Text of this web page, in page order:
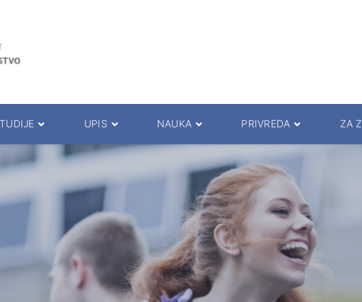
za studente
i predavanja
savetnici
UPIS
Prezentacija studija
Osnovne akademske studije
Master akademske studije
NAUKA
Naučni časopisi
Istraživački timovi
Projekti
Konferencija
PRIVREDA
Saradnja sa privredom
Seminari
Studentska praksa
Međunarodna saradnja
ZA